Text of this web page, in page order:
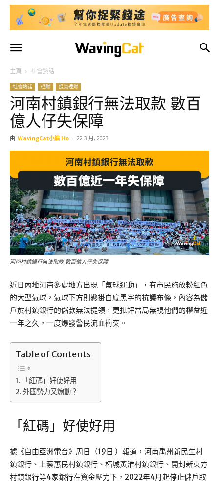
主頁 社會熱話
社會熱話 理財 投資理財
河南村鎮銀行無法取款 數百
億人仔失保障
由 WavingCat小編 Ho - 22 3 月, 2023
河南村鎮銀行無法取款 數百億人仔失保障
近日內地河南多處地方出現「氣球運動」，有市民施放粉紅色
的大型氣球，氣球下方則懸掛白底黑字的抗議布條。內容為儲
戶於村鎮銀行的儲款無法提領，更批評當局無視他們的權益近
一年之久，一度爆發警民流血衝突。
Table of Contents
「紅碼」好使好用
外國勢力又煽動？
「紅碼」好使好用
據《自由亞洲電台》周日（19日 ）報道，河南禹州新民生村
鎮銀行、上蔡惠民村鎮銀行、柘城黃淮村鎮銀行、開封新東方
村鎮銀行等4家銀行在資金壓力下，2022年4月起停止儲戶取